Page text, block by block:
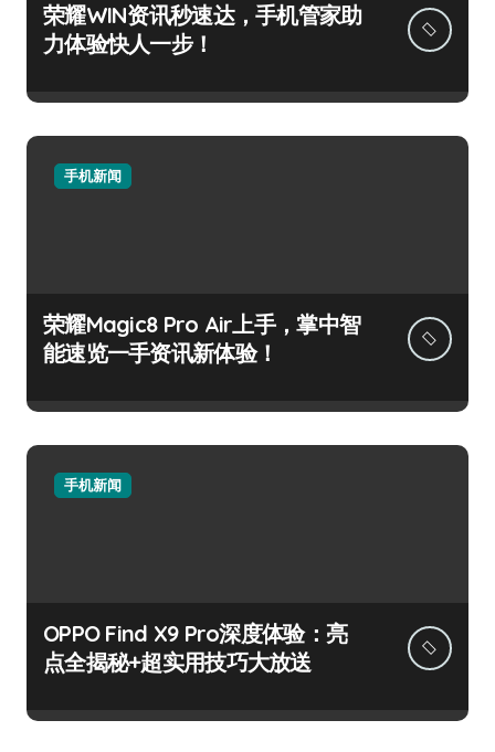
荣耀WIN资讯秒速达，手机管家助
力体验快人一步！
手机新闻
荣耀Magic8 Pro Air上手，掌中智
能速览一手资讯新体验！
手机新闻
OPPO Find X9 Pro深度体验：亮
点全揭秘+超实用技巧大放送